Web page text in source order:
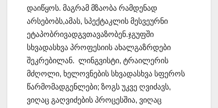
დაიწყოს. მაგრამ მზაობა რამდენად
არსებობს,ამას, სპექტაკლის მესვეურნი
ეტაპობრივადგვთავაზობენ.ჯგუფში
სხვადასხვა პროფესიის ახალგაზრდები
შეკრებილან. ლინგვისტი, ტრაილერის
მძღოლი, ხელოვნების სხვადასხვა სფეროს
წარმომადგენლები; ზოგს უკვე ღვიძავს,
ვიღაც გაღვიძების პროცესშია, ვიღაც